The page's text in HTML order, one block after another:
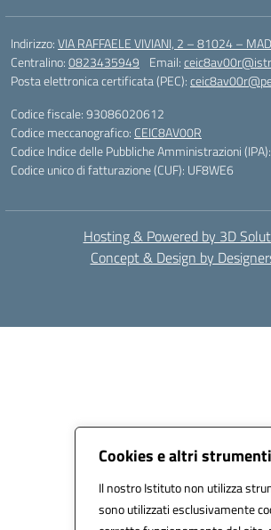
Cookies e altri
Il nostro Istituto non utilizza
sono utilizzati esclusivamente
Indirizzo:VIA RAFFAELE VIVIANI, 2 – 81024 –
Centralino:0823435949 Email:
Posta elettronica certificata (PEC):
Codice fiscale: 93086020612
Codice meccanografico: CEIC8AV00R
Codice Indice delle Pubbliche Amministrazioni
Codice unico di fatturazione (CUF): UF8WE6
Hosting & Powered by 3D
Concept & Design by